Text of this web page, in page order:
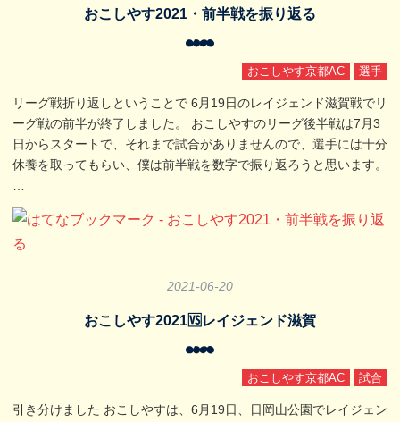
おこしやす2021・前半戦を振り返る
おこしやす京都AC 選手
リーグ戦折り返しということで 6月19日のレイジェンド滋賀戦でリ
ーグ戦の前半が終了しました。 おこしやすのリーグ後半戦は7月3
日からスタートで、それまで試合がありませんので、選手には十分
休養を取ってもらい、僕は前半戦を数字で振り返ろうと思います。
2021-06-20
おこしやす2021🆚レイジェンド滋賀
おこしやす京都AC 試合
引き分けました おこしやすは、6月19日、日岡山公園でレイジェン